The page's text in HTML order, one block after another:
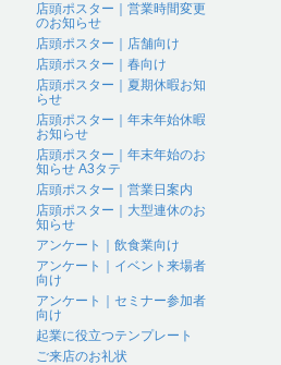
店頭ポスター｜営業時間変更
のお知らせ
店頭ポスター｜店舗向け
店頭ポスター｜春向け
店頭ポスター｜夏期休暇お知
らせ
店頭ポスター｜年末年始休暇
お知らせ
店頭ポスター｜年末年始のお
知らせ A3タテ
店頭ポスター｜営業日案内
店頭ポスター｜大型連休のお
知らせ
アンケート｜飲食業向け
アンケート｜イベント来場者
向け
アンケート｜セミナー参加者
向け
起業に役立つテンプレート
ご来店のお礼状